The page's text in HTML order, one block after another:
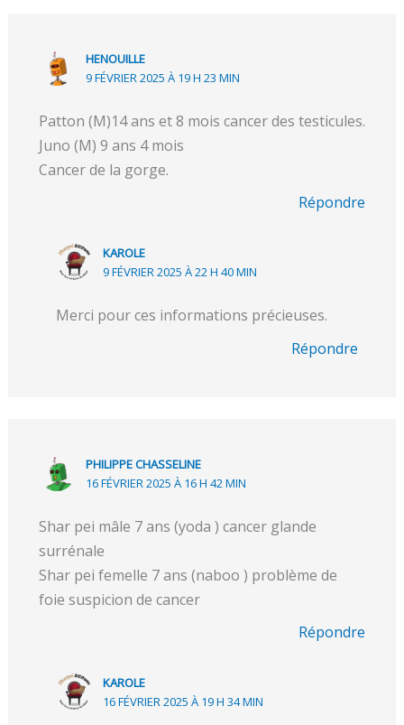
HENOUILLE
9 FÉVRIER 2025 À 19 H 23 MIN
Patton (M)14 ans et 8 mois cancer des testicules.
Juno (M) 9 ans 4 mois
Cancer de la gorge.
Répondre
KAROLE
9 FÉVRIER 2025 À 22 H 40 MIN
Merci pour ces informations précieuses.
Répondre
PHILIPPE CHASSELINE
16 FÉVRIER 2025 À 16 H 42 MIN
Shar pei mâle 7 ans (yoda ) cancer glande
surrénale
Shar pei femelle 7 ans (naboo ) problème de
foie suspicion de cancer
Répondre
KAROLE
16 FÉVRIER 2025 À 19 H 34 MIN